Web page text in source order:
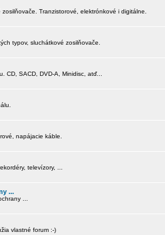
Tranzistorové, elektrónkové i digitálne.
typov, sluchátkové zosilňovače.
CD, SACD, DVD-A, Minidisc, atď...
napájacie káble.
televízory, ...
...
...
vlastné forum :-)